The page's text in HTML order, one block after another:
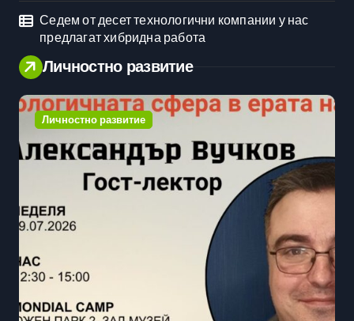
Седем от десет технологични компании у нас
предлагат хибридна работа
Личностно развитие
Личностно развитие